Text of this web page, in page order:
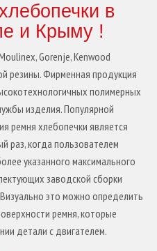
в
и Крыму !
Gorenje, Kenwood
резины. Фирменная продукция
полимерных
изделия. Популярной
ремня хлебопечки является
раз, когда пользователем
указанного максимального
заводской сборки
это можно определить
ремня, которые
детали с двигателем.